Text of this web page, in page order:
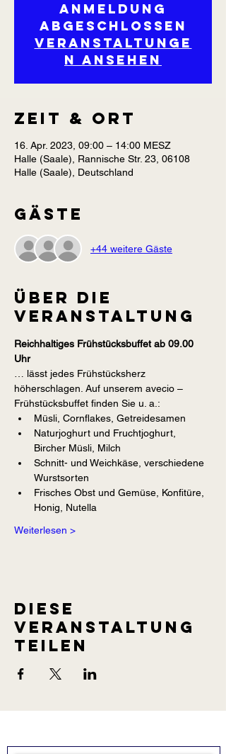
Anmeldung
abgeschlossen
Veranstaltunge
n ansehen
Zeit & Ort
16. Apr. 2023, 09:00 – 14:00 MESZ
Halle (Saale), Rannische Str. 23, 06108
Halle (Saale), Deutschland
Gäste
+44 weitere Gäste
Über die
Veranstaltung
Reichhaltiges Frühstücksbuffet ab 09.00
Uhr
… lässt jedes Frühstücksherz
höherschlagen. Auf unserem avecio –
Frühstücksbuffet finden Sie u. a.:
Müsli, Cornflakes, Getreidesamen
Naturjoghurt und Fruchtjoghurt,
Bircher Müsli, Milch
Schnitt- und Weichkäse, verschiedene
Wurstsorten
Frisches Obst und Gemüse, Konfitüre,
Honig, Nutella
Weiterlesen >
Diese
Veranstaltung
teilen